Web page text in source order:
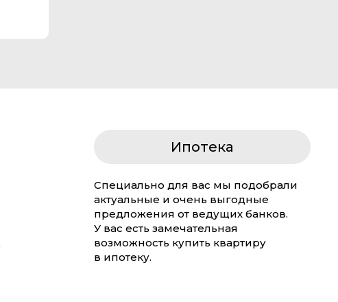
Ипотека
Специально для вас мы подобрали
актуальные и очень выгодные
предложения от ведущих банков.
У вас есть замечательная
возможность купить квартиру
в ипотеку.